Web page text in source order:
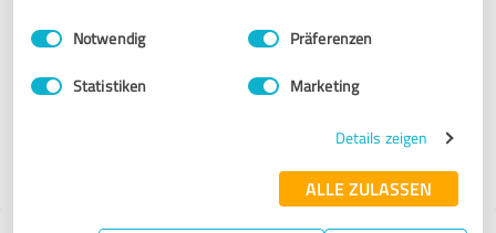
Impressum Datenschutzbestimmungen
Einwilligungsauswahl
Notwendig Präferenzen
Statistiken Marketing
Details zeigen
ALLE ZULASSEN
Rexx systems